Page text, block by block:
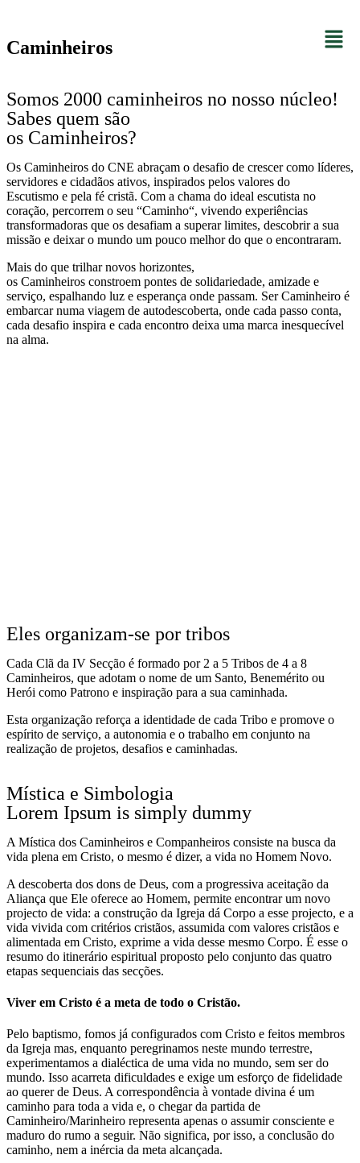
Caminheiros
Somos 2000 caminheiros no nosso núcleo!
Sabes quem são
os Caminheiros?
Os Caminheiros do CNE abraçam o desafio de crescer como líderes,
servidores e cidadãos ativos, inspirados pelos valores do
Escutismo e pela fé cristã. Com a chama do ideal escutista no
coração, percorrem o seu “Caminho“, vivendo experiências
transformadoras que os desafiam a superar limites, descobrir a sua
missão e deixar o mundo um pouco melhor do que o encontraram.
Mais do que trilhar novos horizontes,
os Caminheiros constroem pontes de solidariedade, amizade e
serviço, espalhando luz e esperança onde passam. Ser Caminheiro é
embarcar numa viagem de autodescoberta, onde cada passo conta,
cada desafio inspira e cada encontro deixa uma marca inesquecível
na alma.
Eles organizam-se por tribos
Cada Clã da IV Secção é formado por 2 a 5 Tribos de 4 a 8
Caminheiros, que adotam o nome de um Santo, Benemérito ou
Herói como Patrono e inspiração para a sua caminhada.
Esta organização reforça a identidade de cada Tribo e promove o
espírito de serviço, a autonomia e o trabalho em conjunto na
realização de projetos, desafios e caminhadas.
Mística e Simbologia
Lorem Ipsum is simply dummy
A Mística dos Caminheiros e Compa­nheiros consiste na busca da
vida plena em Cristo, o mesmo é dizer, a vida no Ho­mem Novo.
A descoberta dos dons de Deus, com a progressiva aceitação da
Aliança que Ele oferece ao Homem, permite encontrar um novo
projecto de vida: a construção da Igreja dá Corpo a esse projecto, e a
vida vivida com critérios cristãos, assumida com valores cris­tãos e
alimentada em Cristo, exprime a vida desse mesmo Corpo. É esse o
resumo do itinerário espiritual propos­to pelo conjunto das quatro
etapas se­quenciais das secções.
Viver em Cristo é a meta de todo o Cristão.
Pelo baptismo, fomos já configurados com Cristo e feitos membros
da Igreja mas, enquanto peregrinamos neste mun­do terrestre,
experimentamos a dialéctica de uma vida no mundo, sem ser do
mun­do. Isso acarreta dificuldades e exige um esforço de fidelidade
ao querer de Deus. A correspondência à vontade divina é um
caminho para toda a vida e, o chegar da partida de
Caminheiro/Marinheiro re­presenta apenas o assumir consciente e
maduro do rumo a seguir. Não significa, por isso, a conclusão do
caminho, nem a inércia da meta alcançada.